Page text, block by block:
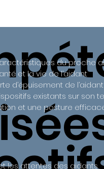
du proche
et la vie de l’aidant
d’épuisement de l’aidant
existants sur son
et une posture
les attentes des aidants